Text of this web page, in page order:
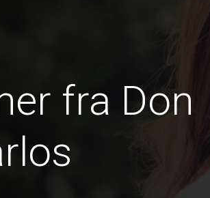
fra Don